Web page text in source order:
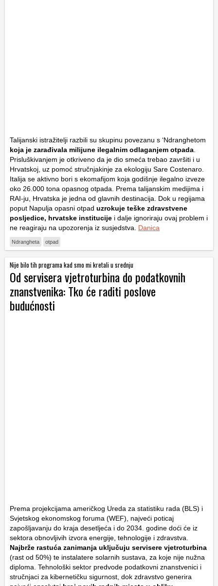
Talijanski istražitelji razbili su skupinu povezanu s ‘Ndranghetom
koja je zarađivala milijune ilegalnim odlaganjem otpada.
Prisluškivanjem je otkriveno da je dio smeća trebao završiti i u
Hrvatskoj, uz pomoć stručnjakinje za ekologiju Sare Costenaro.
Italija se aktivno bori s ekomafijom koja godišnje ilegalno izveze
oko 26.000 tona opasnog otpada. Prema talijanskim medijima i
RAI-ju, Hrvatska je jedna od glavnih destinacija. Dok u regijama
poput Napulja opasni otpad uzrokuje teške zdravstvene
posljedice, hrvatske institucije i dalje ignoriraju ovaj problem i
ne reagiraju na upozorenja iz susjedstva. Danica
Ndrangheta otpad
Nije bilo tih programa kad smo mi kretali u srednju
Od servisera vjetroturbina do podatkovnih
znanstvenika: Tko će raditi poslove
budućnosti
Prema projekcijama američkog Ureda za statistiku rada (BLS) i
Svjetskog ekonomskog foruma (WEF), najveći poticaj
zapošljavanju do kraja desetljeća i do 2034. godine doći će iz
sektora obnovljivih izvora energije, tehnologije i zdravstva.
Najbrže rastuća zanimanja uključuju servisere vjetroturbina
(rast od 50%) te instalatere solarnih sustava, za koje nije nužna
diploma. Tehnološki sektor predvode podatkovni znanstvenici i
stručnjaci za kibernetičku sigurnost, dok zdravstvo generira